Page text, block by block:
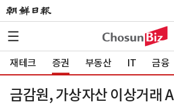
재테크 증권 부동산 IT 금융
금감원, 가상자산 이상거래